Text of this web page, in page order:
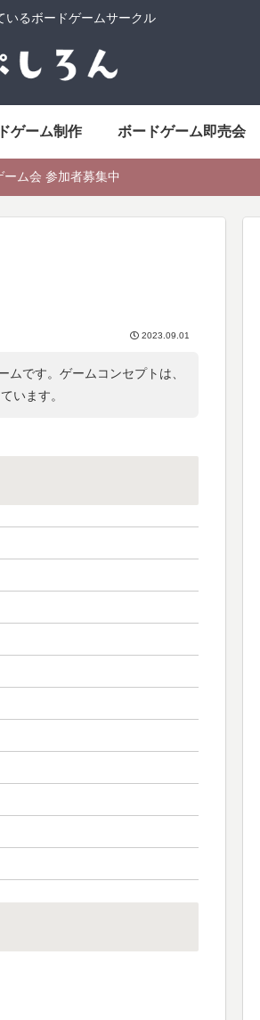
いるボードゲームサークル
ゲーム制作 ボードゲーム即売会
ム会 参加者募集中
2023.09.01
です。ゲームコンセプトは、
います。